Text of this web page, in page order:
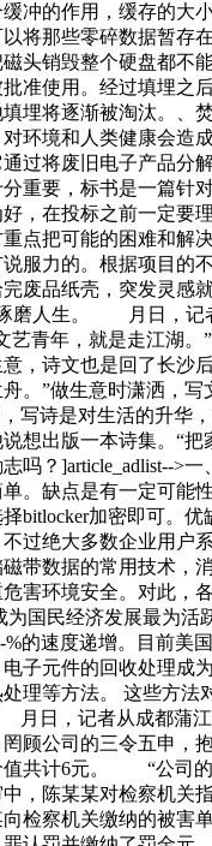
冲的作用，缓存的大
将那些零碎数据暂存
头销毁整个硬盘都不
准使用。经过填埋之
埋将逐渐被淘汰。、
环境和人类健康会造
过将废旧电子产品分
重要，标书是一篇针
，在投标之前一定要
点把可能的困难和解
服力的。根据项目的
废品纸壳，突发灵感
磨人生。 月日，记
艺青年，就是走江湖
，诗文也是回了长
。”做生意时潇洒，
诗是对生活的升华，
想出版一本诗集。“
吗？]article_adlist-->
。缺点是有一定可能
bitlocker加密即可。
过绝大多数企业用户
带数据的常用技术
害环境安全。对此，
国民经济发展最为
的速度递增。目前美
子元件的回收处理成
理等方法。 这些方
日，记者从成都蒲江
顾公司的三令五申
共计6元。 “公司的
，陈某某对检察机
检察机关缴纳的被